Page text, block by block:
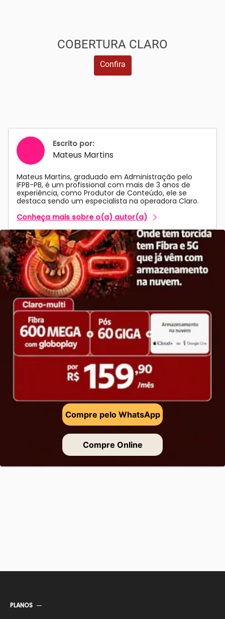
COBERTURA CLARO
Confira
Escrito por:
Mateus Martins
Mateus Martins, graduado em Administração pelo
IFPB-PB, é um profissional com mais de 3 anos de
experiência, como Produtor de Conteúdo, ele se
destaca sendo um especialista na operadora Claro.
Conheça mais sobre o(a) autor(a)
Compre pelo WhatsApp
Compre Online
PLANOS